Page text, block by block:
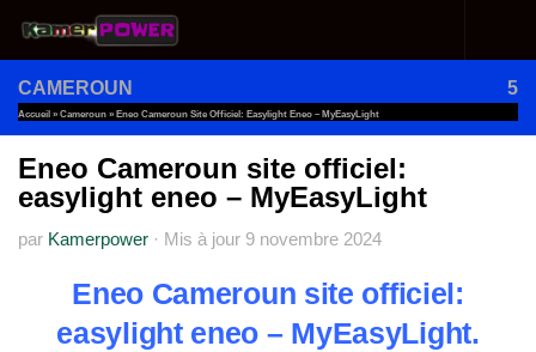
Au dessous du contenu
CAMEROUN 5
Accueil » Cameroun » Eneo Cameroun Site Officiel: Easylight Eneo – MyEasyLight
Eneo Cameroun site officiel:
easylight eneo – MyEasyLight
par Kamerpower · Mis à jour 9 novembre 2024
Eneo Cameroun site officiel:
easylight eneo – MyEasyLight.